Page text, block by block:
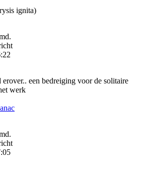
ignita)
een bedreiging voor de solitaire
werk